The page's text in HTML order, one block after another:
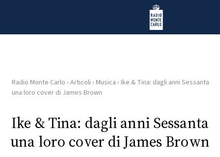
Radio Monte Carlo
HOME
RADIO
WEB
Radio Monte Carlo › Articoli › Musica › Ike & Tina: dagli anni Sessanta
una loro cover di James Brown
Ike & Tina: dagli anni Sessanta
una loro cover di James Brown